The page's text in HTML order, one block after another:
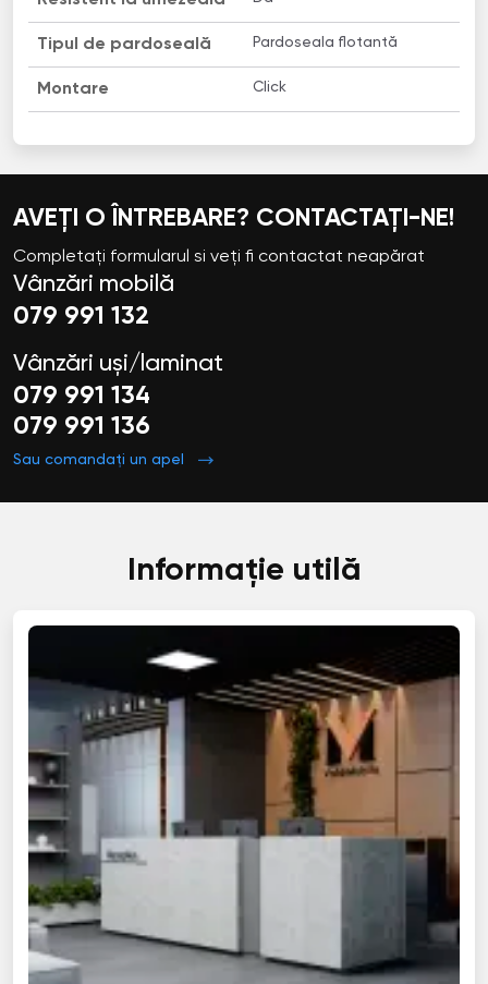
Tipul de pardoseală Pardoseala flotantă
Montare Click
AVEȚI O ÎNTREBARE? CONTACTAȚI-NE!
Completați formularul si veți fi contactat neapărat
Vânzări mobilă
079 991 132
Vânzări uși/laminat
079 991 134
079 991 136
Sau comandați un apel
Informație utilă